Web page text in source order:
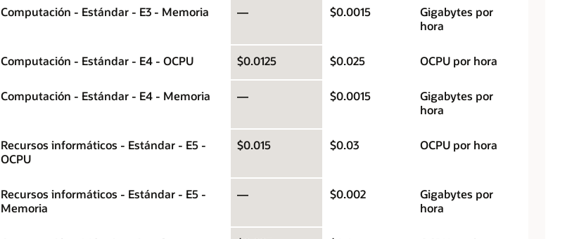
Computación - Estándar - E3 - Memoria — $0.0015
Gigabytes por
hora
Computación - Estándar - E4 - OCPU $0.0125 $0.025 OCPU por hora
Computación - Estándar - E4 - Memoria — $0.0015
Gigabytes por
hora
Recursos informáticos - Estándar - E5 -
OCPU
$0.015 $0.03 OCPU por hora
Recursos informáticos - Estándar - E5 -
Memoria
— $0.002
Gigabytes por
hora